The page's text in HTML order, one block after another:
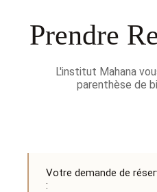
Prendre
L'institut Mahana
parenthèse de
Votre demande de
: